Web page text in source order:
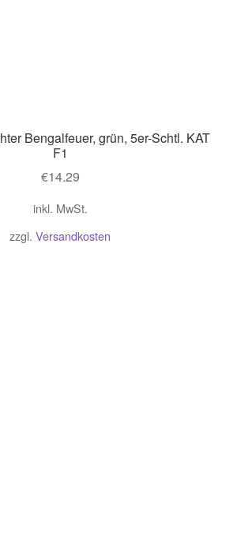
Bengalfeuer, grün, 5er-Schtl. KAT
F1
€14.29
inkl. MwSt.
zzgl. Versandkosten